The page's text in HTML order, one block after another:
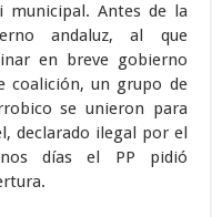
municipal. Antes de la
andaluz, al que
en breve gobierno
coalición, un grupo de
se unieron para
declarado ilegal por el
días el PP pidió